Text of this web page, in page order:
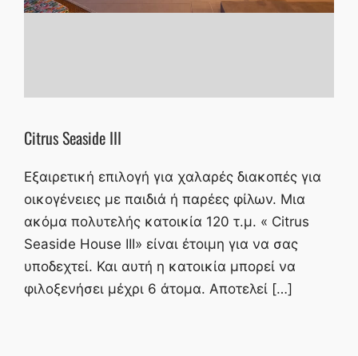
Citrus Seaside III
Εξαιρετική επιλογή για χαλαρές διακοπές για
οικογένειες με παιδιά ή παρέες φίλων. Μια
ακόμα πολυτελής κατοικία 120 τ.μ. « Citrus
Seaside House ΙΙΙ» είναι έτοιμη για να σας
υποδεχτεί. Και αυτή η κατοικία μπορεί να
φιλοξενήσει μέχρι 6 άτομα. Αποτελεί […]